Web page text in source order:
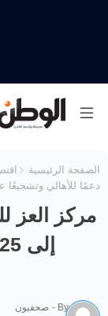
الصفحة الرئيسية
دعمًا للأهالي وتشجيعًا
مركز العز
By -
صحفيون